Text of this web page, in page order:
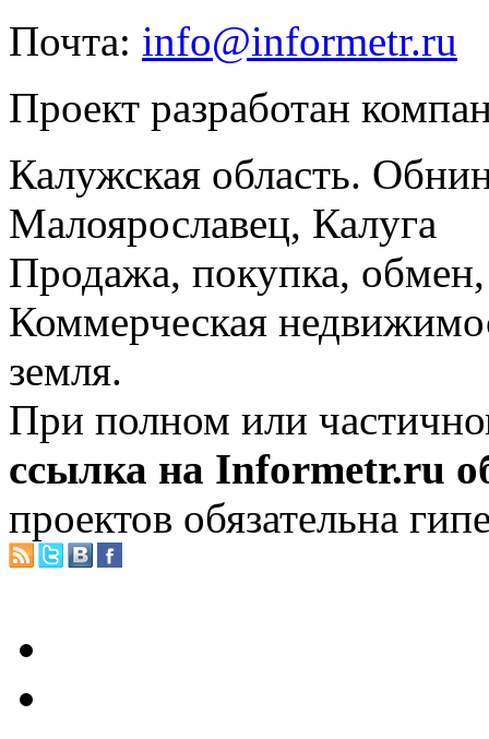
Почта: info@informetr.ru
Проект разработан
Калужская область.
Малоярославец, Калуга
Продажа, покупка, обмен,
Коммерческая
земля.
При полном или
ссылка на Informetr.ru
проектов обязательна